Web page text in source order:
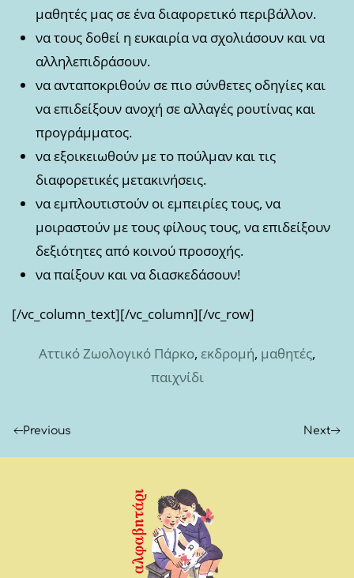
μαθητές μας σε ένα διαφορετικό περιβάλλον.
να τους δοθεί η ευκαιρία να σχολιάσουν και να
αλληλεπιδράσουν.
να ανταποκριθούν σε πιο σύνθετες οδηγίες και
να επιδείξουν ανοχή σε αλλαγές ρουτίνας και
προγράμματος.
να εξοικειωθούν με το πούλμαν και τις
διαφορετικές μετακινήσεις.
να εμπλουτιστούν οι εμπειρίες τους, να
μοιραστούν με τους φίλους τους, να επιδείξουν
δεξιότητες από κοινού προσοχής.
να παίξουν και να διασκεδάσουν!
[/vc_column_text][/vc_column][/vc_row]
Αττικό Ζωολογικό Πάρκο, εκδρομή, μαθητές,
παιχνίδι
Previous Next